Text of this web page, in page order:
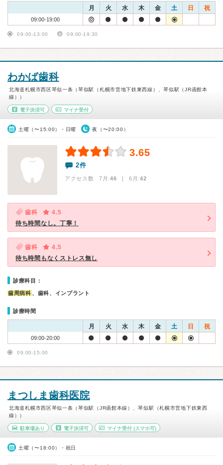
月 火 水 木 金 土 日 祝
09:00-19:00
09:00-13:00 09:00-19:30
わかば歯科
北海道札幌市西区琴似一条（琴似駅（札幌市営地下鉄東西線）、琴似駅（JR函館本
線））
電子決済可 マイナ受付
土曜（〜15:00）・日曜 夜（〜20:00）
3.65
2件
アクセス数 7月:46 | 6月:42
歯科
4.5
待ち時間なし。丁寧！
歯科
4.5
待ち時間もなくストレス無し
診療科目：
歯周病科 、歯科、インプラント
診療時間
月 火 水 木 金 土 日 祝
09:00-20:00
09:00-15:00
まつしま歯科医院
北海道札幌市西区琴似一条（琴似駅（JR函館本線）、琴似駅（札幌市営地下鉄東西
線））
駐車場あり 電子決済可 マイナ受付 (スマホ可)
土曜（〜18:00）・祝日